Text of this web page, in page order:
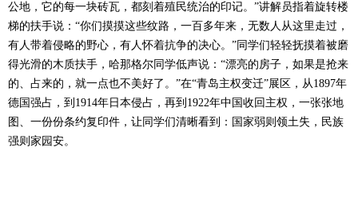
公地，它的每一块砖瓦，都刻着殖民统治的印记。”讲解员指着旋转楼
梯的扶手说：“你们摸摸这些纹路，一百多年来，无数人从这里走过，
有人带着侵略的野心，有人怀着抗争的决心。”同学们轻轻抚摸着被磨
得光滑的木质扶手，哈那格尔同学低声说：“漂亮的房子，如果是抢来
的、占来的，就一点也不美好了。”在“青岛主权变迁”展区，从1897年
德国强占，到1914年日本侵占，再到1922年中国收回主权，一张张地
图、一份份条约复印件，让同学们清晰看到：国家弱则领土失，民族
强则家园安。